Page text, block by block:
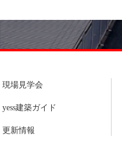
現場見学会
yess建築ガイド
更新情報